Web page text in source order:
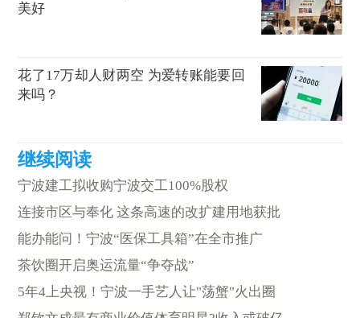
美好
花了17万却人财两空 为爱转账能要回
来吗？
宁波建工拟收购宁波交工100%股权
连接市区与奉化 这条高速的改扩建用地获批
能办能问！宁波“医保工具箱”在全市推广
茶饮圈开启奥运流量“争夺战”
5年4上央视！宁波一手艺人让"荡蟹"火出圈